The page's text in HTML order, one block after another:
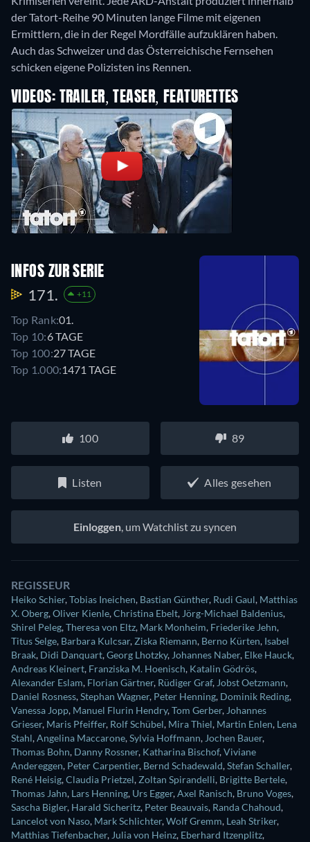
der Tatort-Reihe 90 Minuten lange Filme mit eigenen
Ermittlern, die in der Regel Mordfälle aufzuklären haben.
Auch das Schweizer und das Österreichische Fernsehen
schicken eigene Polizisten ins Rennen.
VIDEOS: TRAILER, TEASER, FEATURETTES
INFOS ZUR SERIE
171. +11
Top Rank:01.
Top 10:6 TAGE
Top 100:27 TAGE
Top 1.000:1471 TAGE
100 89
Listen Alles gesehen
Einloggen, um Watchlist zu syncen
REGISSEUR
Heiko Schier,Tobias Ineichen, Bastian Günther, Rudi Gaul, Matthias
X. Oberg,Oliver Kienle,Christina Ebelt, Jörg-Michael Baldenius,
Shirel Peleg,Theresa von Eltz, Mark Monheim, Friederike Jehn,
Titus Selge, Barbara Kulcsar, Ziska Riemann, Berno Kürten, Isabel
Braak, Didi Danquart,Georg Lhotzky, Johannes Naber, Elke Hauck,
Andreas Kleinert, Franziska M. Hoenisch, Katalin Gödrös,
Alexander Eslam, Florian Gärtner, Rüdiger Graf, Jobst Oetzmann,
Daniel Rosness,Stephan Wagner, Peter Henning, Dominik Reding,
Vanessa Jopp, Manuel Flurin Hendry,Tom Gerber, Johannes
Grieser, Maris Pfeiffer, Rolf Schübel, Mira Thiel, Martin Enlen, Lena
Stahl,Angelina Maccarone,Sylvia Hoffmann, Jochen Bauer,
Thomas Bohn, Danny Rossner, Katharina Bischof,Viviane
Andereggen, Peter Carpentier, Bernd Schadewald,Stefan Schaller,
René Heisig,Claudia Prietzel, Zoltan Spirandelli, Brigitte Bertele,
Thomas Jahn, Lars Henning, Urs Egger,Axel Ranisch, Bruno Voges,
Sascha Bigler, Harald Sicheritz, Peter Beauvais, Randa Chahoud,
Lancelot von Naso, Mark Schlichter,Wolf Gremm, Leah Striker,
Matthias Tiefenbacher, Julia von Heinz, Eberhard Itzenplitz,